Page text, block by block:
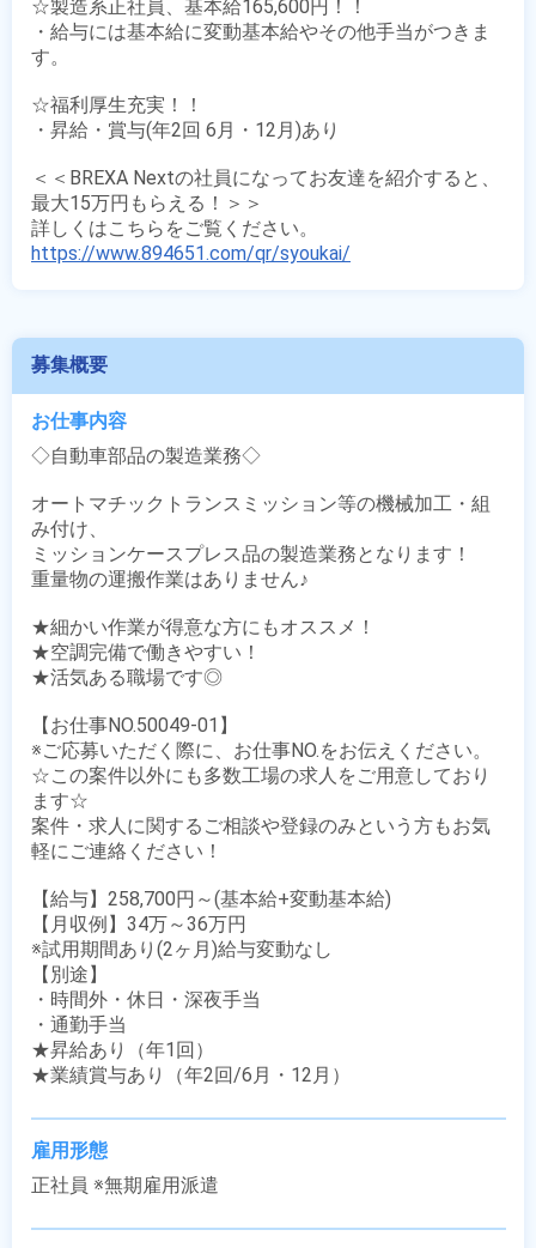
☆製造系正社員、基本給165,600円！！
・給与には基本給に変動基本給やその他手当がつきま
す。
☆福利厚生充実！！
・昇給・賞与(年2回 6月・12月)あり
＜＜BREXA Nextの社員になってお友達を紹介すると、
最大15万円もらえる！＞＞
https://www.894651.com/qr/syoukai/
募集概要
お仕事内容
◇自動車部品の製造業務◇
オートマチックトランスミッション等の機械加工・組
み付け、
ミッションケースプレス品の製造業務となります！
重量物の運搬作業はありません♪
★細かい作業が得意な方にもオススメ！
★空調完備で働きやすい！
★活気ある職場です◎
【お仕事NO.50049-01】
※ご応募いただく際に、お仕事NO.をお伝えください。
☆この案件以外にも多数工場の求人をご用意しており
ます☆
案件・求人に関するご相談や登録のみという方もお気
軽にご連絡ください！
【給与】258,700円～(基本給+変動基本給)
【月収例】34万～36万円
※試用期間あり(2ヶ月)給与変動なし
【別途】
・時間外・休日・深夜手当
・通勤手当
★昇給あり（年1回）
★業績賞与あり（年2回/6月・12月）
雇用形態
正社員 ※無期雇用派遣